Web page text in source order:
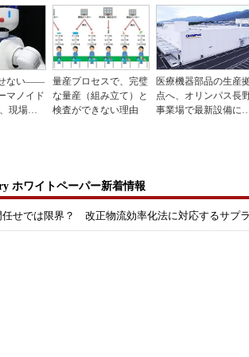
ない――
マノイド
現場稼
量産プロセスで、完璧
な量産（組み立て）と
検査ができない理由
医療機器部品の生産
点へ、オリンパス長
事業場で最新設備に
ホワイトペーパー新着情報
任せでは限界？ 改正物流効率化法に対応するサプ